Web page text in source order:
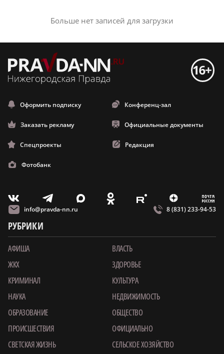
Больше нет записей для загрузки
Оформить подписку Конференц-зал
Заказать рекламу Официальные документы
Спецпроекты Редакция
Фотобанк
V T X O E Z m
info@pravda-nn.ru 8 (831) 233-94-53
РУБРИКИ
АФИША
ВЛАСТЬ
ЖКХ
ЗДОРОВЬЕ
КРИМИНАЛ
КУЛЬТУРА
НАУКА
НЕДВИЖИМОСТЬ
ОБРАЗОВАНИЕ
ОБЩЕСТВО
ПРОИСШЕСТВИЯ
ОФИЦИАЛЬНО
СВЕТСКАЯ ЖИЗНЬ
СЕЛЬСКОЕ ХОЗЯЙСТВО